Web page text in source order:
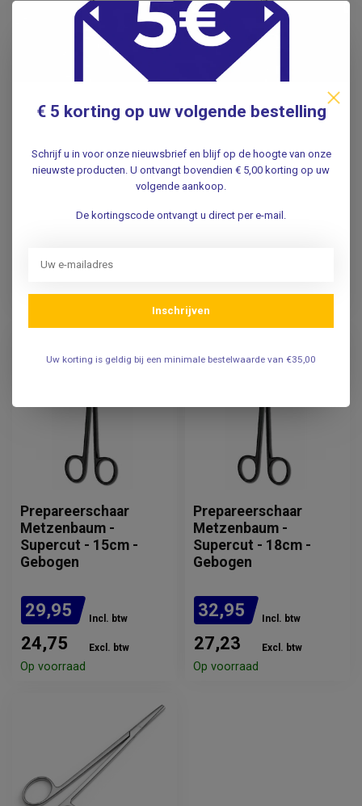
Metzenbaum - 20cm -
Gebogen
Metzenbaum –
Gebogen –
Spiraalschaar – 23 cm
Prepareerschaar
Metzenbaum -
Supercut - 15cm -
Gebogen
29,95 Incl. btw
24,75 Excl. btw
Op voorraad
Prepareerschaar
Metzenbaum -
Supercut - 18cm -
Gebogen
32,95 Incl. btw
27,23 Excl. btw
Op voorraad
€ 5 korting op uw volgende bestelling
Schrijf u in voor onze nieuwsbrief en blijf op de hoogte van onze
nieuwste producten. U ontvangt bovendien € 5,00 korting op uw
volgende aankoop.
De kortingscode ontvangt u direct per e-mail.
Inschrijven
Uw korting is geldig bij een minimale bestelwaarde van €35,00